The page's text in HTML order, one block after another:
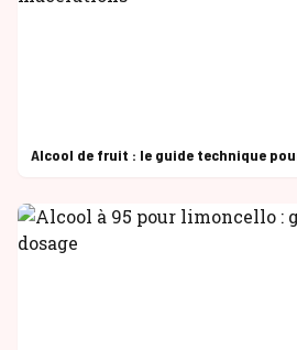
Alcool de fruit : le guide technique